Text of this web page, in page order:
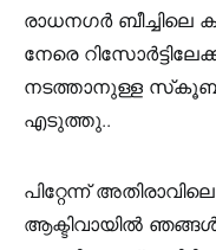
രാധനഗർ
നേരെ
നടത്താനുള്ള സ്‌കൂബ
എടുത്തു..
പിറ്റേന്ന്
ആക്ടിവായിൽ